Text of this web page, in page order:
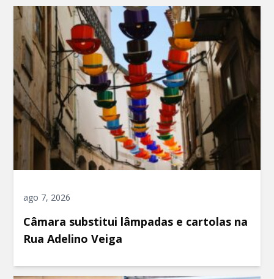
ago 7, 2026
Câmara substitui lâmpadas e cartolas na
Rua Adelino Veiga